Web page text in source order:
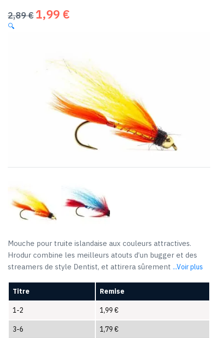
2,89€ Le
1,99 €
🔍
Mouche pour truite islandaise aux couleurs attractives.
Hrodur combine les meilleurs atouts d’un bugger et des
streamers de style Dentist, et attirera sûrement ...Voir plus
Titre Remise
1-2 1,99 €
3-6 1,79 €